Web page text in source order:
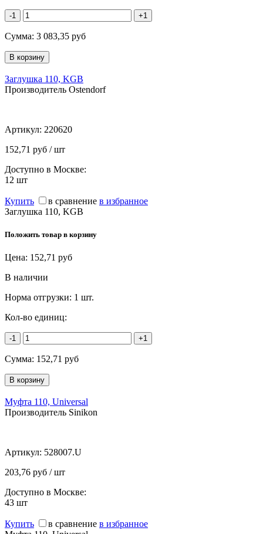
-1 +1
Сумма: 3 083,35 руб
Заглушка 110, KGB
Производитель Ostendorf
Артикул: 220620
152,71 руб / шт
Доступно в Москве:
12 шт
Купить в сравнение в избранное
Заглушка 110, KGB
Положить товар в корзину
Цена: 152,71 руб
В наличии
Норма отгрузки: 1 шт.
Кол-во единиц:
-1 +1
Сумма: 152,71 руб
Муфта 110, Universal
Производитель Sinikon
Артикул: 528007.U
203,76 руб / шт
Доступно в Москве:
43 шт
Купить в сравнение в избранное